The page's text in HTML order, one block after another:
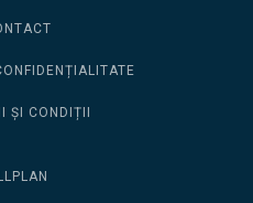
ȘI CONDIȚII